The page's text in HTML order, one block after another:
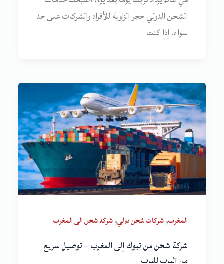
الشحن الدولي حجر الزاوية للأفراد والشركات على حد
سواء. إذا كنت
المغرب,شركات شحن دولي,شركة شحن الى المغرب
شركة شحن من تبوك إلى المغرب – توصيل سريع